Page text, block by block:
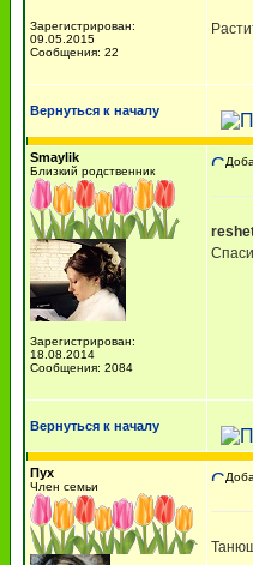
Зарегистрирован:
09.05.2015
Сообщения: 22
Вернуться к началу
Smaylik
Близкий родственник
Зарегистрирован:
18.08.2014
Сообщения: 2084
Вернуться к началу
Пух
Член семьи